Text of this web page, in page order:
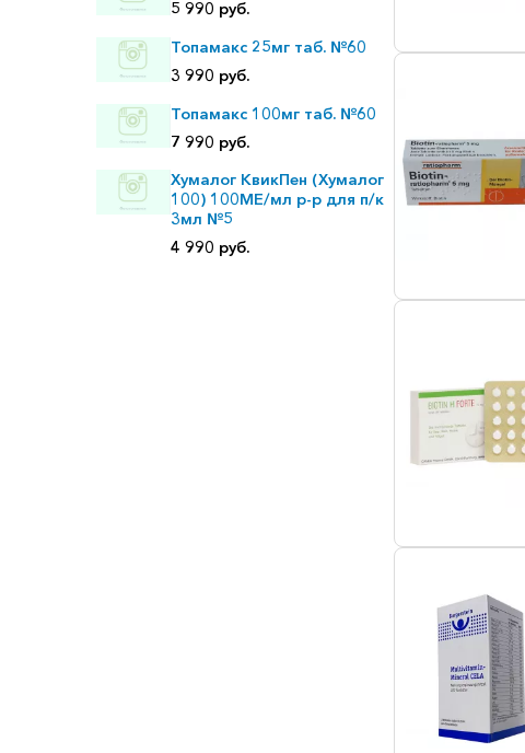
5 990 руб.
Топамакс 25мг таб. №60
3 990 руб.
Топамакс 100мг таб. №60
7 990 руб.
Хумалог КвикПен (Хумалог
100) 100МЕ/мл р-р для п/к
3мл №5
4 990 руб.